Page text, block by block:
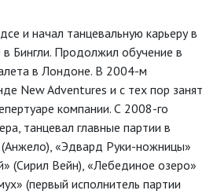
и начал танцевальную карьеру в
Бингли. Продолжил обучение в
в Лондоне. В 2004-м
New Adventures и с тех пор занят
компании. С 2008-го
танцевал главные партии в
«Эдвард Руки-ножницы»
(Сирил Вейн), «Лебединое озеро»
(первый исполнитель партии